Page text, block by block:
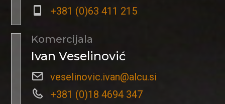
+381 (0)63 411 215
Komercijala
Ivan Veselinović
veselinovic.ivan@alcu.si
+381 (0)18 4694 347